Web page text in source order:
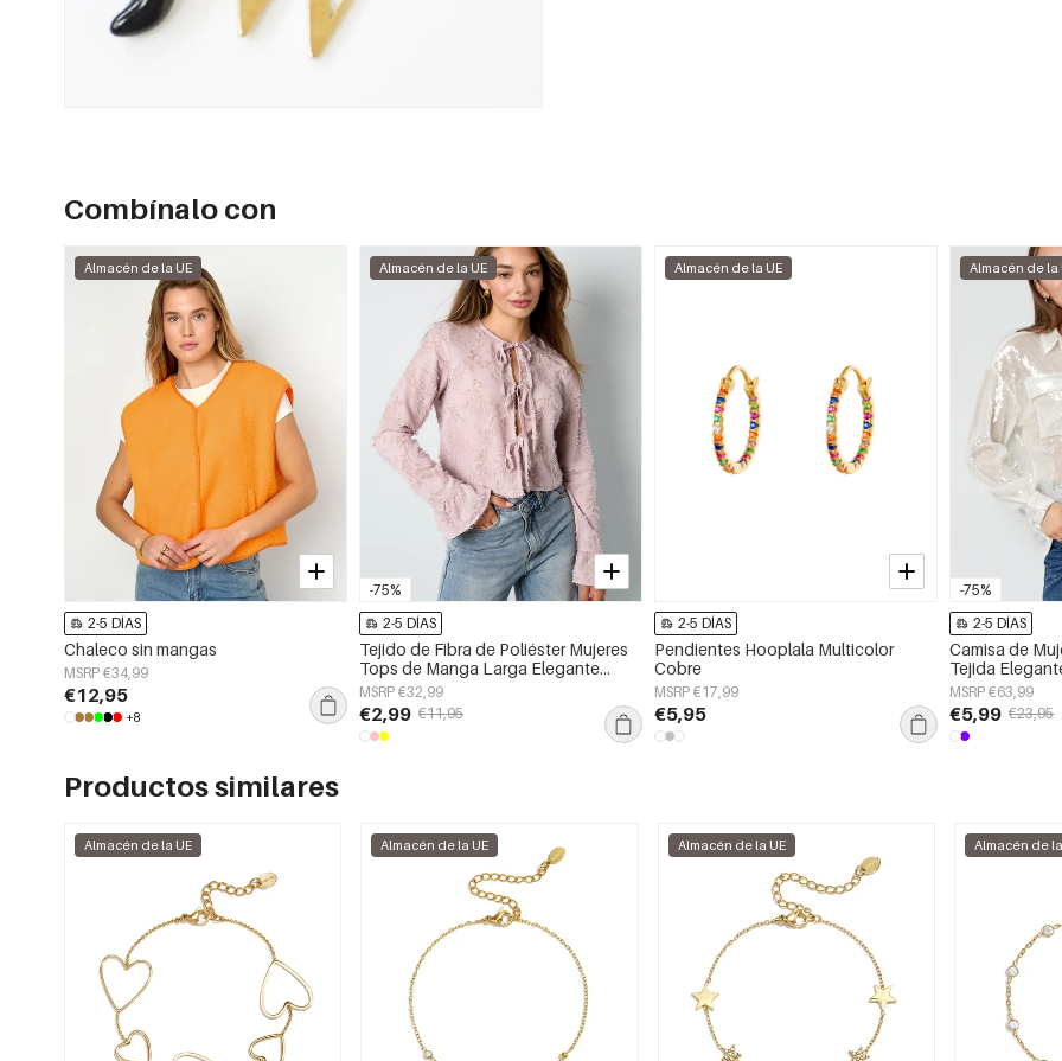
Combínalo con
Almacén de la UE
2-5 DÍAS
Chaleco sin mangas
MSRP €34,99
€12,95
+8
-75%
Almacén de la UE
2-5 DÍAS
Tejido de Fibra de Poliéster Mujeres
Tops de Manga Larga Elegante
Color Sólido Primavera/Verano
MSRP €32,99
€2,99 €11,95
Almacén de la UE
2-5 DÍAS
Pendientes Hooplala Multicolor
Cobre
MSRP €17,99
€5,95
-75%
Almacén de la
2-5 DÍAS
Camisa de
Tejida
Primavera/
MSRP €63,99
€5,99 €23,95
Productos similares
Almacén de la UE Almacén de la UE Almacén de la UE Almacén de